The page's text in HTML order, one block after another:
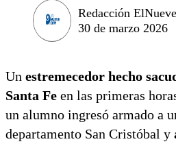
Redacción
30 de marzo 2026
Un estremecedor hecho
Santa Fe en las primeras
un alumno ingresó armado a
departamento San Cristóbal y